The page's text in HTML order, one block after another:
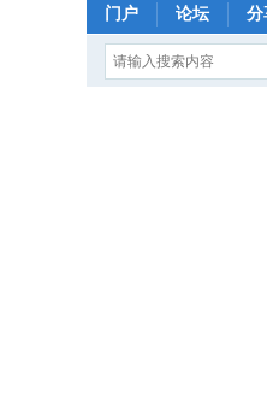
门户 论坛 分